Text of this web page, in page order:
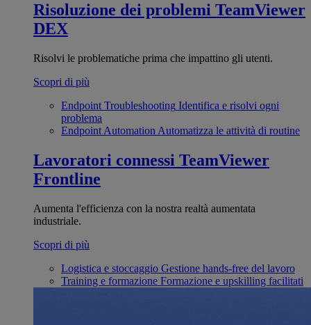
Risoluzione dei problemi TeamViewer
DEX
Risolvi le problematiche prima che impattino gli utenti.
Scopri di più
Endpoint Troubleshooting Identifica e risolvi ogni
problema
Endpoint Automation Automatizza le attività di routine
Lavoratori connessi TeamViewer
Frontline
Aumenta l'efficienza con la nostra realtà aumentata
industriale.
Scopri di più
Logistica e stoccaggio Gestione hands-free del lavoro
Training e formazione Formazione e upskilling facilitati